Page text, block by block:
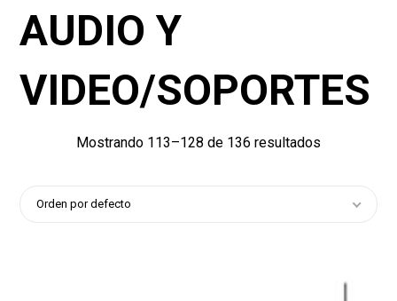
AUDIO Y
VIDEO/SOPORTES
Mostrando 113–128 de 136 resultados
Orden por defecto